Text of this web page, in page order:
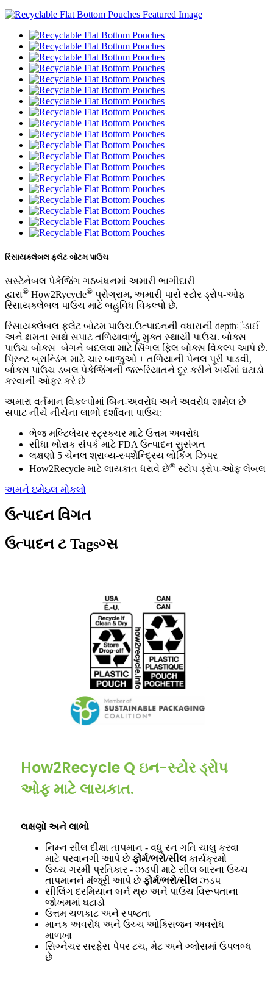
રિસાયક્લેબલ ફ્લેટ બોટમ પાઉચ
સસ્ટેનેબલ પેકેજિંગ ગઠબંધનમાં અમારી ભાગીદારી
દ્વારા® How2Rycycle® પ્રોગ્રામ, અમારી પાસે સ્ટોર ડ્રોપ-ઓફ
રિસાયક્લેબલ પાઉચ માટે બહુવિધ વિકલ્પો છે.
રિસાયક્લેબલ ફ્લેટ બોટમ પાઉચ.ઉત્પાદનની વધારાની depthંડાઈ
અને ક્ષમતા સાથે સપાટ તળિયાવાળું, મુક્ત સ્થાયી પાઉચ. બોક્સ
પાઉચ બોક્સ+બેગને બદલવા માટે સિંગલ ફિલ બોક્સ વિકલ્પ આપે છે.
પ્રિન્ટ બ્રાન્ડિંગ માટે ચાર બાજુઓ + તળિયાની પેનલ પૂરી પાડવી,
બોક્સ પાઉચ ડબલ પેકેજિંગની જરૂરિયાતને દૂર કરીને ખર્ચમાં ઘટાડો
કરવાની ઓફર કરે છે
અમારા વર્તમાન વિકલ્પોમાં બિન-અવરોધ અને અવરોધ શામેલ છે
સપાટ નીચે નીચેના લાભો દર્શાવતા પાઉચ:
ભેજ મલ્ટિલેયર સ્ટ્રક્ચર માટે ઉત્તમ અવરોધ
સીધા ખોરાક સંપર્ક માટે FDA ઉત્પાદન સુસંગત
લક્ષણો 5 ચેનલ શ્રાવ્ય-સ્પર્શેન્દ્રિય લોકિંગ ઝિપર
How2Recycle માટે લાયકાત ધરાવે છે® સ્ટોપ ડ્રોપ-ઓફ લેબલ
અમને ઇમેઇલ મોકલો
ઉત્પાદન વિગત
ઉત્પાદન ટ Tagsગ્સ
How2Recycle Q ઇન-સ્ટોર ડ્રોપ
ઓફ માટે લાયકાત.
લક્ષણો અને લાભો
નિમ્ન સીલ દીક્ષા તાપમાન - વધુ રન ગતિ ચાલુ કરવા
માટે પરવાનગી આપે છે ફોર્મ/ભરો/સીલ કાર્યક્રમો
ઉચ્ચ ગરમી પ્રતિકાર - ઝડપી માટે સીલ બારના ઉચ્ચ
તાપમાનને મંજૂરી આપે છે ફોર્મ/ભરો/સીલ ઝડપ
સીલિંગ દરમિયાન બર્ન થ્રુ અને પાઉચ વિરૂપતાના
જોખમમાં ઘટાડો
ઉત્તમ ચળકાટ અને સ્પષ્ટતા
માનક અવરોધ અને ઉચ્ચ ઓક્સિજન અવરોધ
માળખા
સિગ્નેચર સરફેસ પેપર ટચ, મેટ અને ગ્લોસમાં ઉપલબ્ધ
છે